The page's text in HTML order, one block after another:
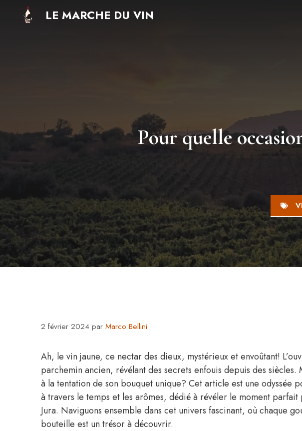
LE MARCHE DU VIN
Pour quelle
2 février 2024 par Marco Bellini
Ah, le vin jaune, ce nectar des dieux, mystérieux et envoûtant!
parchemin ancien, révélant des secrets enfouis depuis des
à la tentation de son bouquet unique? Cet article est une odyssée
à travers le temps et les arômes, dédié à révéler le moment
Jura. Naviguons ensemble dans cet univers fascinant, où chaque
bouteille est un trésor à découvrir.